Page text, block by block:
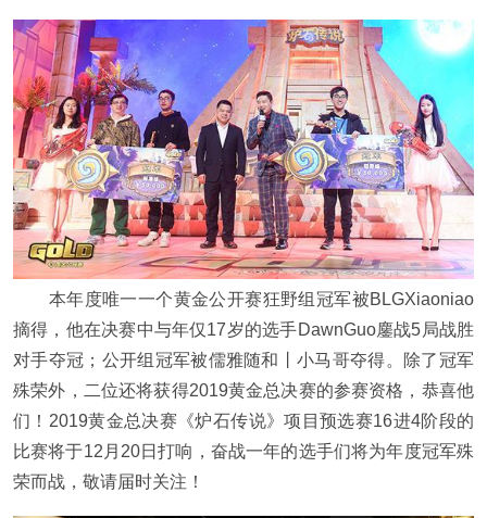
本年度唯一一个黄金公开赛狂野组冠军被BLGXiaoniao
摘得，他在决赛中与年仅17岁的选手DawnGuo鏖战5局战胜
对手夺冠；公开组冠军被儒雅随和丨小马哥夺得。除了冠军
殊荣外，二位还将获得2019黄金总决赛的参赛资格，恭喜他
们！2019黄金总决赛《炉石传说》项目预选赛16进4阶段的
比赛将于12月20日打响，奋战一年的选手们将为年度冠军殊
荣而战，敬请届时关注！